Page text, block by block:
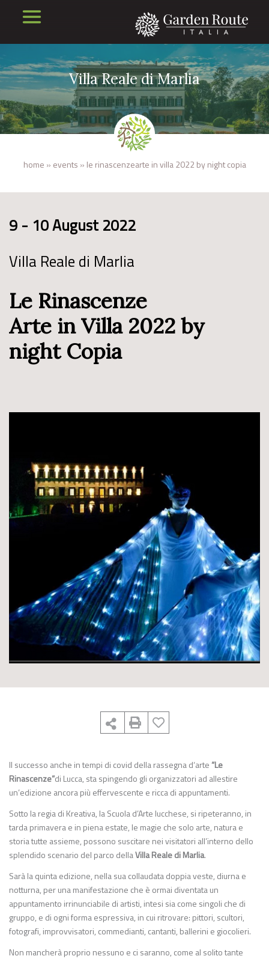
Villa Reale di Marlia
home » events » le rinascenzearte in villa 2022 by night copia
9 - 10 August 2022
Villa Reale di Marlia
Le Rinascenze
Arte in Villa 2022 by
night Copia
Il successo anche in tempi di covid della rassegna d‘arte“Le
Rinascenze”di Lucca, sta spingendo gli organizzatori ad allestire
un’edizione ancora più effervescente e ricca di appuntamenti.
Sotto la regia di Kreativa, la Scuola d’Arte lucchese, si ripeteranno, in
tarda primavera e in piena estate, le magie che solo arte, natura e
storia tutte assieme, possono suscitare nei visitatori all’interno dello
splendido scenario del parco dellaVilla Reale di Marlia.
Sarà la quinta edizione, nella sua collaudata doppia veste, diurna e
notturna, per una manifestazione che è ormai diventata un
appuntamento irrinunciabile di artisti, intesi sia come singoli che di
gruppo, e di ogni forma espressiva, in cui ritrovare: pittori, scultori,
fotografi, improvvisatori, commedianti, cantanti, ballerini e giocolieri.
Non mancherà proprio nessuno e ci saranno, come al solito tante